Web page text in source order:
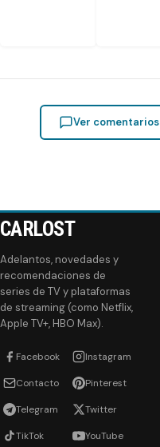
Ver comentarios
CARLOST
Adelantos, novedades y
recomendaciones de
series de TV y plataformas
de streaming (como Netflix,
Apple TV+, HBO Max).
Facebook Instagram
Contacto Pinterest
Telegram Twitter
TikTok YouTube